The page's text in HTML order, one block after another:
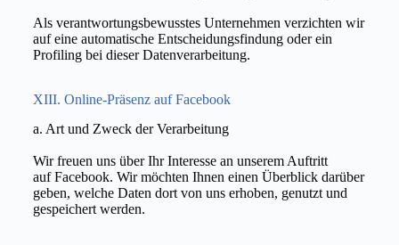
Als verantwortungsbewusstes Unternehmen verzichten wir
auf eine automatische Entscheidungsfindung oder ein
Profiling bei dieser Datenverarbeitung.
XIII. Online-Präsenz auf Facebook
a. Art und Zweck der Verarbeitung
Wir freuen uns über Ihr Interesse an unserem Auftritt
auf Facebook. Wir möchten Ihnen einen Überblick darüber
geben, welche Daten dort von uns erhoben, genutzt und
gespeichert werden.